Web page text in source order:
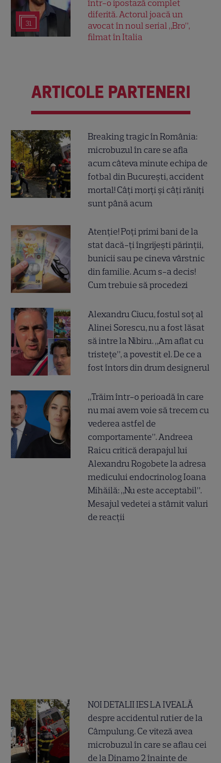
31
într-o ipostază complet
diferită. Actorul joacă un
avocat în noul serial „Bro”,
filmat în Italia
ARTICOLE PARTENERI
Breaking tragic în România:
microbuzul în care se afla
acum câteva minute echipa de
fotbal din București, accident
mortal! Câți morți și câți răniți
sunt până acum
Atenție! Poți primi bani de la
stat dacă-ți îngrijești părinții,
bunicii sau pe cineva vârstnic
din familie. Acum s-a decis!
Cum trebuie să procedezi
Alexandru Ciucu, fostul soț al
Alinei Sorescu, nu a fost lăsat
să intre la Nibiru. „Am aflat cu
tristețe”, a povestit el. De ce a
fost întors din drum designerul
„Trăim într-o perioadă în care
nu mai avem voie să trecem cu
vederea astfel de
comportamente”. Andreea
Raicu critică derapajul lui
Alexandru Rogobete la adresa
medicului endocrinolog Ioana
Mihăilă: „Nu este acceptabil”.
Mesajul vedetei a stârnit valuri
de reacții
NOI DETALII IES LA IVEALĂ
despre accidentul rutier de la
Câmpulung. Ce viteză avea
microbuzul în care se aflau cei
de la Dinamo 2 înainte de